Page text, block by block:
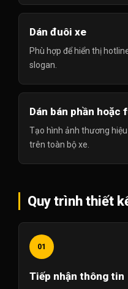
Dán đuôi xe
Phù hợp để hiển thị
slogan.
Dán bán phần hoặc
Tạo hình ảnh thương
trên toàn bộ xe.
Quy trình thiết
01
Tiếp nhận thông tin